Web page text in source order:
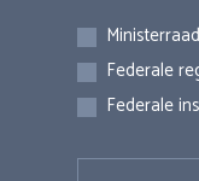
Inschrijvingen
Ministerraad
Federale
Federale